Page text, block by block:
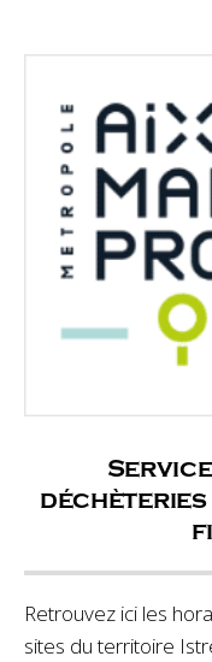
Retrouvez ici les
sites du territoire